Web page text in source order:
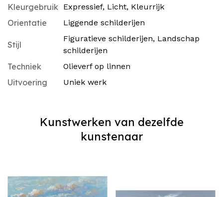
Kleurgebruik Expressief, Licht, Kleurrijk
Orientatie Liggende schilderijen
Stijl
Figuratieve schilderijen, Landschap
schilderijen
Techniek Olieverf op linnen
Uitvoering Uniek werk
Kunstwerken van dezelfde
kunstenaar